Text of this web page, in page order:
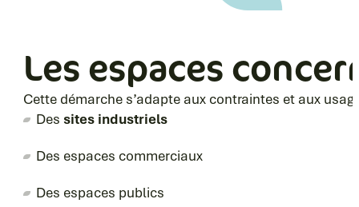
Les espaces
Cette démarche s’adapte aux contraintes et aux
Des sites industriels
Des espaces commerciaux
Des espaces publics